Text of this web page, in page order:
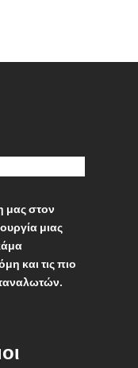
μας στον
μιας
και τις πιο